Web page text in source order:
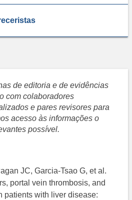
de editoria e de evidências
com colaboradores
e pares revisores para
acesso às informações o
possível.
JC, Garcia-Tsao G, et al.
portal vein thrombosis, and
patients with liver disease: